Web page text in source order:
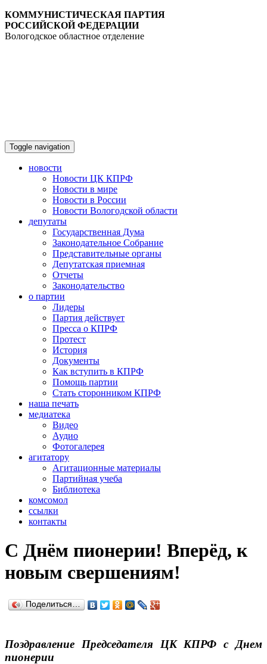
КОММУНИСТИЧЕСКАЯ ПАРТИЯ
РОССИЙСКОЙ ФЕДЕРАЦИИ
Вологодское областное отделение
Toggle navigation
новости
Новости ЦК КПРФ
Новости в мире
Новости в России
Новости Вологодской области
депутаты
Государственная Дума
Законодательное Собрание
Представительные органы
Депутатская приемная
Отчеты
Законодательство
о партии
Лидеры
Партия действует
Пресса о КПРФ
Протест
История
Документы
Как вступить в КПРФ
Помощь партии
Стать сторонником КПРФ
наша печать
медиатека
Видео
Аудио
Фотогалерея
агитатору
Агитационные материалы
Партийная учеба
Библиотека
комсомол
ссылки
контакты
С Днём пионерии! Вперёд, к
новым свершениям!
Поделиться…
Поздравление Председателя ЦК КПРФ с Днем
пионерии